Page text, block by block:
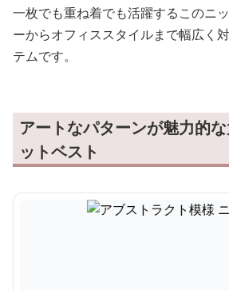
一枚でも重ね着でも活躍するこのニ
ーからオフィススタイルまで幅広く
テムです。
アートなパターンが魅力的
ットベスト